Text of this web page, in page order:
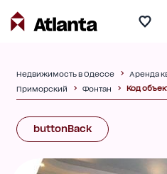
Недвижимость в Одессе Аренда
Приморский
Фонтан Код
buttonBack